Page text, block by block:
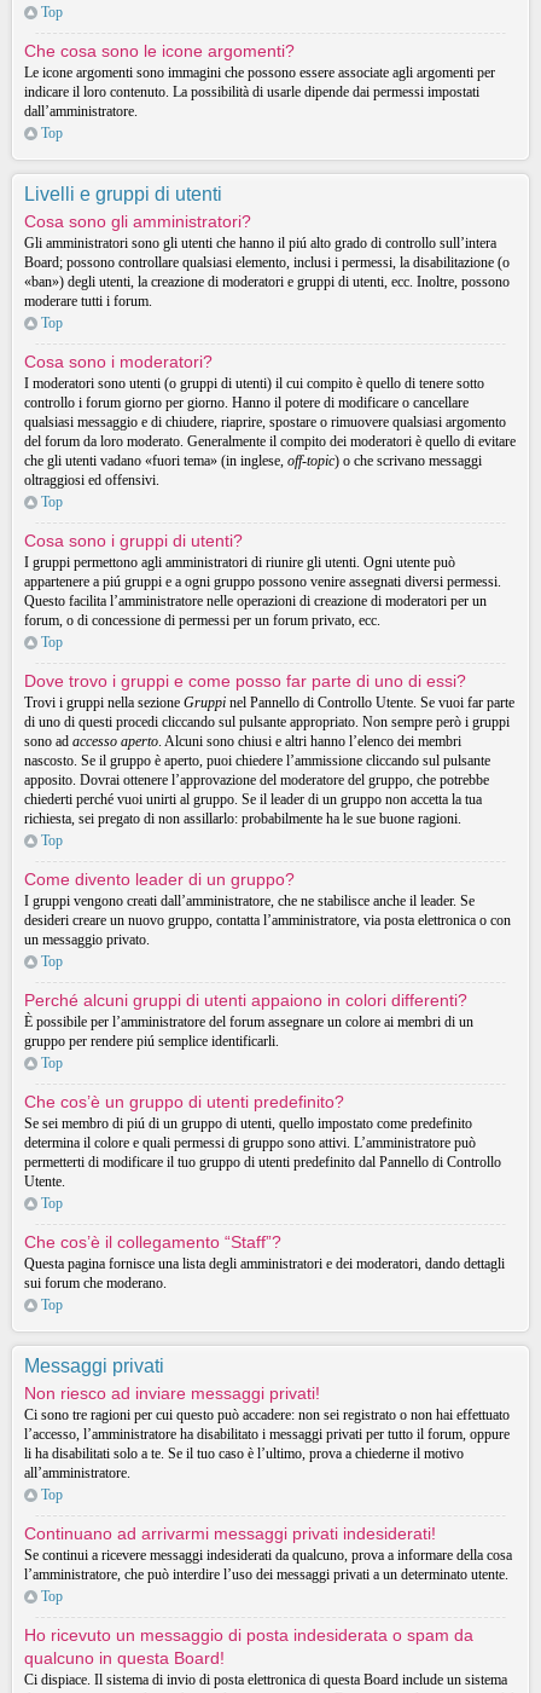
Top
Che cosa sono le icone argomenti?
Le icone argomenti sono immagini che possono essere associate agli argomenti per
indicare il loro contenuto. La possibilità di usarle dipende dai permessi impostati
dall’amministratore.
Top
Livelli e gruppi di utenti
Cosa sono gli amministratori?
Gli amministratori sono gli utenti che hanno il piú alto grado di controllo sull’intera
Board; possono controllare qualsiasi elemento, inclusi i permessi, la disabilitazione (o
«ban») degli utenti, la creazione di moderatori e gruppi di utenti, ecc. Inoltre, possono
moderare tutti i forum.
Top
Cosa sono i moderatori?
I moderatori sono utenti (o gruppi di utenti) il cui compito è quello di tenere sotto
controllo i forum giorno per giorno. Hanno il potere di modificare o cancellare
qualsiasi messaggio e di chiudere, riaprire, spostare o rimuovere qualsiasi argomento
del forum da loro moderato. Generalmente il compito dei moderatori è quello di evitare
che gli utenti vadano «fuori tema» (in inglese, off-topic) o che scrivano messaggi
oltraggiosi ed offensivi.
Top
Cosa sono i gruppi di utenti?
I gruppi permettono agli amministratori di riunire gli utenti. Ogni utente può
appartenere a piú gruppi e a ogni gruppo possono venire assegnati diversi permessi.
Questo facilita l’amministratore nelle operazioni di creazione di moderatori per un
forum, o di concessione di permessi per un forum privato, ecc.
Top
Dove trovo i gruppi e come posso far parte di uno di essi?
Trovi i gruppi nella sezione Gruppi nel Pannello di Controllo Utente. Se vuoi far parte
di uno di questi procedi cliccando sul pulsante appropriato. Non sempre però i gruppi
sono ad accesso aperto. Alcuni sono chiusi e altri hanno l’elenco dei membri
nascosto. Se il gruppo è aperto, puoi chiedere l’ammissione cliccando sul pulsante
apposito. Dovrai ottenere l’approvazione del moderatore del gruppo, che potrebbe
chiederti perché vuoi unirti al gruppo. Se il leader di un gruppo non accetta la tua
richiesta, sei pregato di non assillarlo: probabilmente ha le sue buone ragioni.
Top
Come divento leader di un gruppo?
I gruppi vengono creati dall’amministratore, che ne stabilisce anche il leader. Se
desideri creare un nuovo gruppo, contatta l’amministratore, via posta elettronica o con
un messaggio privato.
Top
Perché alcuni gruppi di utenti appaiono in colori differenti?
È possibile per l’amministratore del forum assegnare un colore ai membri di un
gruppo per rendere piú semplice identificarli.
Top
Che cos’è un gruppo di utenti predefinito?
Se sei membro di piú di un gruppo di utenti, quello impostato come predefinito
determina il colore e quali permessi di gruppo sono attivi. L’amministratore può
permetterti di modificare il tuo gruppo di utenti predefinito dal Pannello di Controllo
Utente.
Top
Che cos’è il collegamento “Staff”?
Questa pagina fornisce una lista degli amministratori e dei moderatori, dando dettagli
sui forum che moderano.
Top
Messaggi privati
Non riesco ad inviare messaggi privati!
Ci sono tre ragioni per cui questo può accadere: non sei registrato o non hai effettuato
l’accesso, l’amministratore ha disabilitato i messaggi privati per tutto il forum, oppure
li ha disabilitati solo a te. Se il tuo caso è l’ultimo, prova a chiederne il motivo
all’amministratore.
Top
Continuano ad arrivarmi messaggi privati indesiderati!
Se continui a ricevere messaggi indesiderati da qualcuno, prova a informare della cosa
l’amministratore, che può interdire l’uso dei messaggi privati a un determinato utente.
Top
Ho ricevuto un messaggio di posta indesiderata o spam da
qualcuno in questa Board!
Ci dispiace. Il sistema di invio di posta elettronica di questa Board include un sistema